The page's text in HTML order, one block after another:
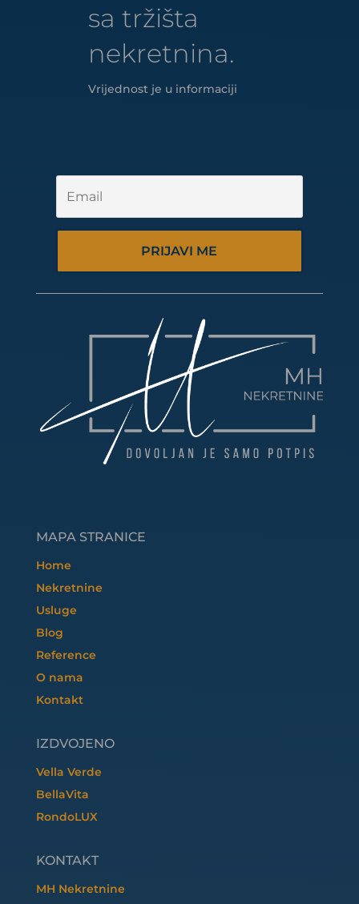
sa tržišta
nekretnina.
Vrijednost je u informaciji
PRIJAVI ME
MAPA STRANICE
Home
Nekretnine
Usluge
Blog
Reference
O nama
Kontakt
IZDVOJENO
Vella Verde
BellaVita
RondoLUX
KONTAKT
MH Nekretnine